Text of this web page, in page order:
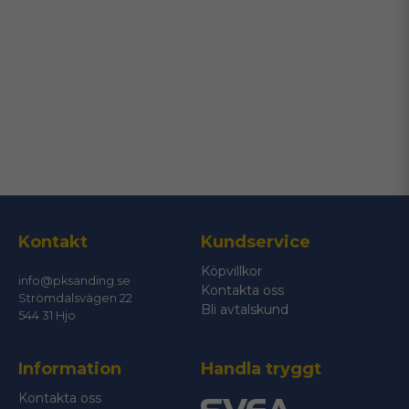
Ja, ni får publicera min fråga
Skicka fråga
Kontakt
info@pksanding.se
Strömdalsvägen 22
544 31 Hjo
Kundservice
Köpvillkor
Kontakta oss
Bli avtalskund
Information
Kontakta oss
Handla tryggt